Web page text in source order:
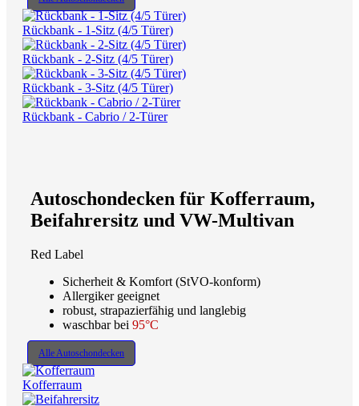
Rückbank - 1-Sitz (4/5 Türer)
Rückbank - 2-Sitz (4/5 Türer)
Rückbank - 3-Sitz (4/5 Türer)
Rückbank - Cabrio / 2-Türer
Autoschondecken für Kofferraum,
Beifahrersitz und VW-Multivan
Red Label
Sicherheit & Komfort (StVO-konform)
Allergiker geeignet
robust, strapazierfähig und langlebig
waschbar bei 95°C
Alle Autoschondecken
Kofferraum